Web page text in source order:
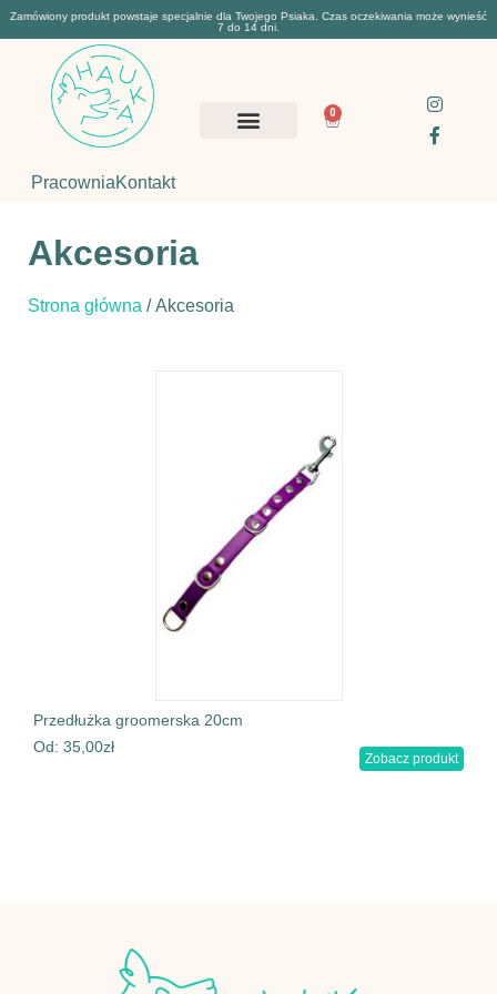
Zamówiony produkt powstaje specjalnie dla Twojego Psiaka. Czas oczekiwania może wynieść
7 do 14 dni.
PracowniaKontakt
0
Akcesoria
Strona główna / Akcesoria
Przedłużka groomerska 20cm
Od: 35,00zł
Zobacz produkt